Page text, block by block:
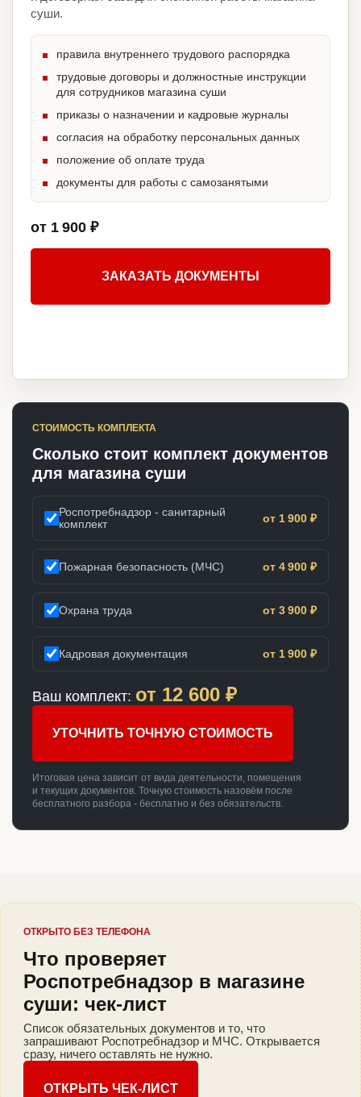
суши.
правила внутреннего трудового распорядка
трудовые договоры и должностные инструкции
для сотрудников магазина суши
приказы о назначении и кадровые журналы
согласия на обработку персональных данных
положение об оплате труда
документы для работы с самозанятыми
от 1 900 ₽
ЗАКАЗАТЬ ДОКУМЕНТЫ
СТОИМОСТЬ КОМПЛЕКТА
Сколько стоит комплект документов
для магазина суши
Роспотребнадзор - санитарный
комплект
от 1 900 ₽
Пожарная безопасность (МЧС) от 4 900 ₽
Охрана труда от 3 900 ₽
Кадровая документация от 1 900 ₽
Ваш комплект: от 12 600 ₽
УТОЧНИТЬ ТОЧНУЮ СТОИМОСТЬ
Итоговая цена зависит от вида деятельности, помещения
и текущих документов. Точную стоимость назовём после
бесплатного разбора - бесплатно и без обязательств.
ОТКРЫТО БЕЗ ТЕЛЕФОНА
Что проверяет
Роспотребнадзор в магазине
суши: чек-лист
Список обязательных документов и то, что
запрашивают Роспотребнадзор и МЧС. Открывается
сразу, ничего оставлять не нужно.
ОТКРЫТЬ ЧЕК-ЛИСТ